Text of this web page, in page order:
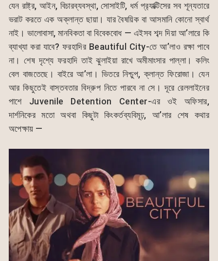
যেন রাষ্ট্র, আইন, বিচারব্যবস্থা, সোসাইটি, ধর্ম প্র‍্যাক্টিসের সব শূন্যতারে
ভরাট করতে এক অক্লান্ত ছায়া। যার বৈষয়িক বা আসমানি কোনো স্বার্থ
নাই। ভালোবাসা, মানবিকতা বা বিবেকবোধ — এইসব শব্দ দিয়া আ’লারে কি
ব্যাখ্যা করা যাবে? ফরহাদির Beautiful City-তে আ’লাও রক্ষা পাবে
না। শেষ দৃশ্যে ফরহাদি তাই ঝুলাইয়া রাখে অমীমাংসার পাল্লা। কলিং
বেল বাজতেছে। বাইরে আ’লা। ভিতরে নিশ্চুপ, ক্লান্ত ফিরোজা। যেন
আর কিছুতেই বাস্তবতার বিদ্রুপ নিতে পারবে না সে। দূরে রেললাইনের
পাশে Juvenile Detention Center-এর ওই অফিসার,
দার্শনিকের মতো অথবা কিছুটা কিংকর্তব্যবিমূঢ়, আ’লার শেষ কথার
অপেক্ষায় —